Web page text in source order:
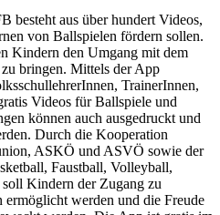
besteht aus über hundert Videos,
von Ballspielen fördern sollen.
Kindern den Umgang mit dem
bringen. Mittels der App
TrainerInnen,
Videos für Ballspiele und
können auch ausgedruckt und
Durch die Kooperation
ASKÖ und ASVÖ sowie der
Faustball, Volleyball,
Kindern der Zugang zu
ermöglicht werden und die Freude